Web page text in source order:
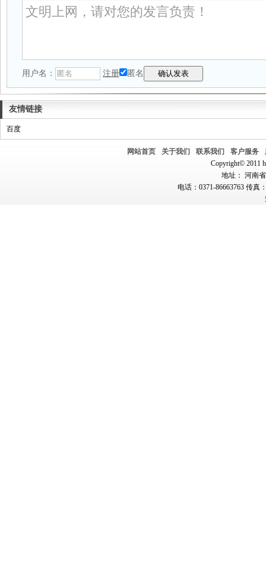
用户名： 注册 匿名
友情链接
百度
网站首页 关于我们 联系我们 客户服务
Copyright© 2011
地址： 河南
电话：0371-86663763 传真